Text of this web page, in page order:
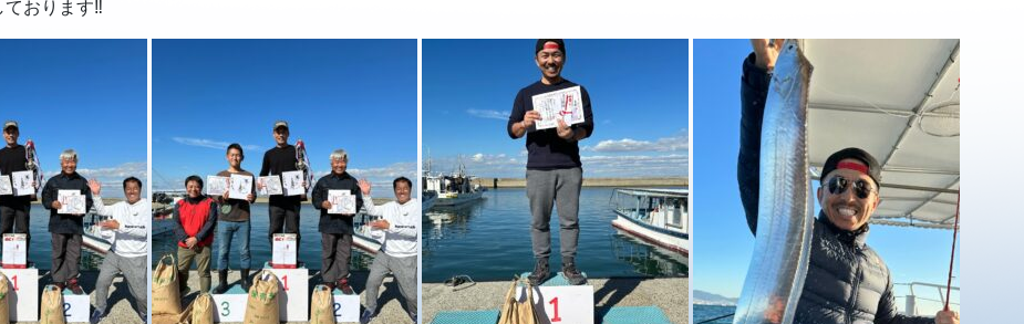
ております‼︎